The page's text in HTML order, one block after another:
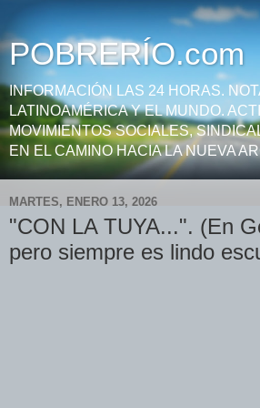
POBRERÍO.com
INFORMACIÓN LAS 24 HORAS.
LATINOAMÉRICA Y EL MUNDO.
MOVIMIENTOS SOCIALES,
EN EL CAMINO HACIA LA NUEVA
MARTES, ENERO 13, 2026
"CON LA TUYA...". (En
pero siempre es lindo